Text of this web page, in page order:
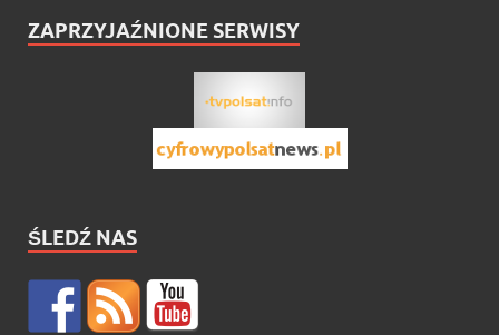
ZAPRZYJAŹNIONE SERWISY
ŚLEDŹ NAS